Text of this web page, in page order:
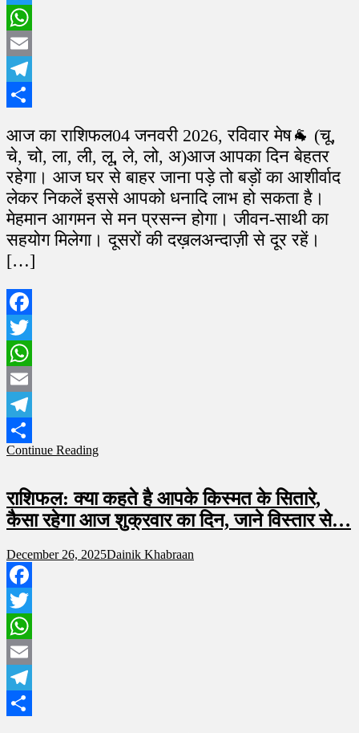
Twitter
WhatsApp
Email
Telegram
आज का राशिफल04 जनवरी 2026, रविवार मेष🐐 (चू,
चे, चो, ला, ली, लू, ले, लो, अ)आज आपका दिन बेहतर
रहेगा। आज घर से बाहर जाना पड़े तो बड़ों का आशीर्वाद
लेकर निकलें इससे आपको धनादि लाभ हो सकता है।
मेहमान आगमन से मन प्रसन्न होगा। जीवन-साथी का
सहयोग मिलेगा। दूसरों की दख़लअन्दाज़ी से दूर रहें।
[…]
Facebook
Twitter
WhatsApp
Email
Telegram
Share
Continue Reading
राशिफल: क्या कहते है आपके किस्मत के सितारे,
कैसा रहेगा आज शुक्रवार का दिन, जाने विस्तार से…
December 26, 2025Dainik Khabraan
Facebook
Twitter
WhatsApp
Email
Telegram